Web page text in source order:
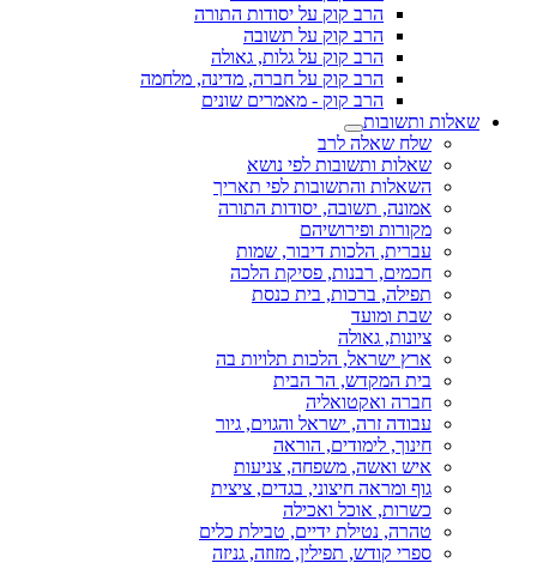
הרב קוק על יסודות התורה
הרב קוק על תשובה
הרב קוק על גלות, גאולה
הרב קוק על חברה, מדינה, מלחמה
הרב קוק - מאמרים שונים
שאלות ותשובות
שלח שאלה לרב
שאלות ותשובות לפי נושא
השאלות והתשובות לפי תאריך
אמונה, תשובה, יסודות התורה
מקורות ופירושיהם
עברית, הלכות דיבור, שמות
חכמים, רבנות, פסיקת הלכה
תפילה, ברכות, בית כנסת
שבת ומועד
ציונות, גאולה
ארץ ישראל, הלכות תלויות בה
בית המקדש, הר הבית
חברה ואקטואליה
עבודה זרה, ישראל והגוים, גיור
חינוך, לימודים, הוראה
איש ואשה, משפחה, צניעות
גוף ומראה חיצוני, בגדים, ציצית
כשרות, אוכל ואכילה
טהרה, נטילת ידיים, טבילת כלים
ספרי קודש, תפילין, מזוזה, גניזה